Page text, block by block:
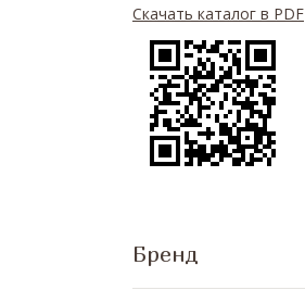
Скачать каталог в PDF
Бренд